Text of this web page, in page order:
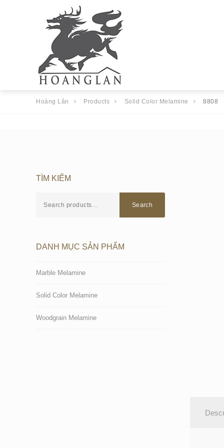
Hoàng Lân Products Solid Color Melamine 8808
TÌM KIẾM
Search
DANH MỤC SẢN PHẨM
Marble Melamine
Solid Color Melamine
Woodgrain Melamine